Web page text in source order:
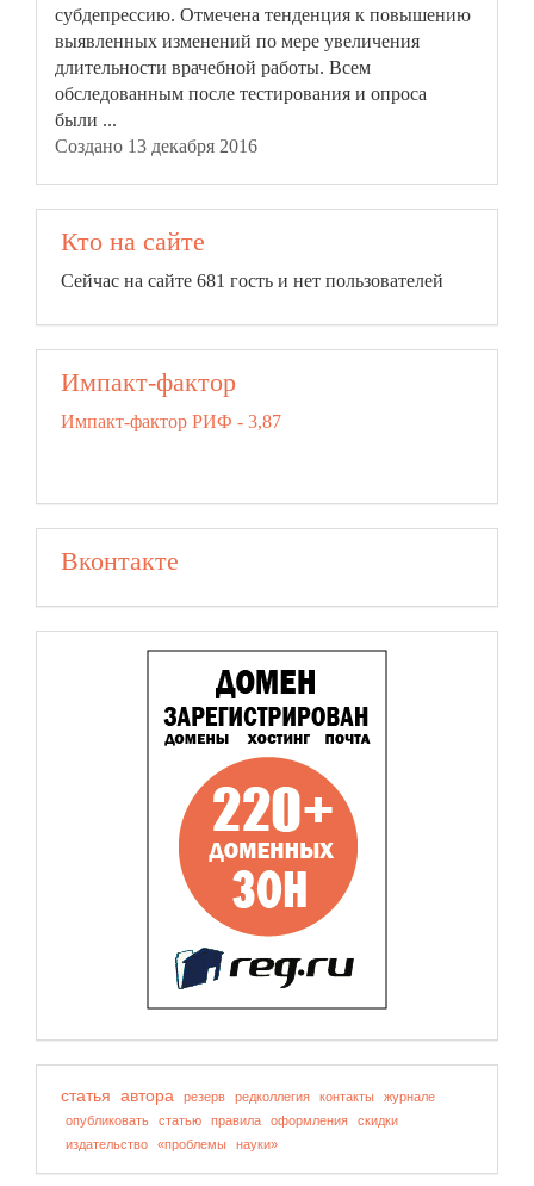
субдепрессию. Отмечена тенденция к повышению
выявленных изменений по мере увеличения
длительности врачебной работы. Всем
обследованным после тестирования и опроса
были ...
Создано 13 декабря 2016
Кто на сайте
Сейчас на сайте 681 гость и нет пользователей
Импакт-фактор
Импакт-фактор РИФ - 3,87
Вконтакте
статья автора резерв редколлегия контакты
журнале
опубликовать
статью правила оформления
скидки
издательство
«проблемы науки»